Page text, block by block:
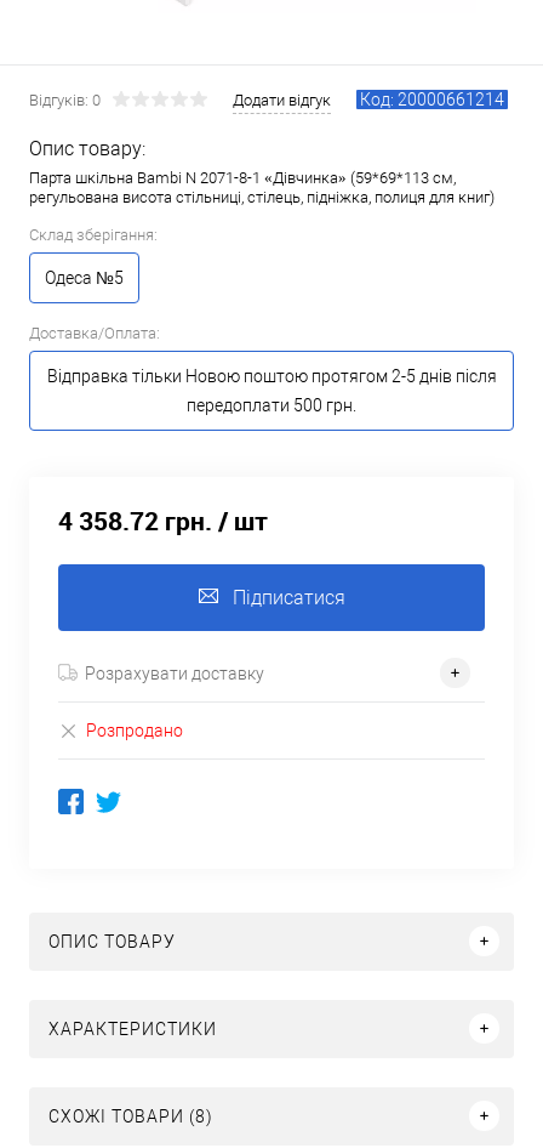
Відгуків: 0 Додати відгук Код: 20000661214
Опис товару:
Парта шкільна Bambi N 2071-8-1 «Дівчинка» (59*69*113 см,
регульована висота стільниці, стілець, підніжка, полиця для книг)
Склад зберігання:
Одеса №5
Доставка/Оплата:
Відправка тільки Новою поштою протягом 2-5 днів після
передоплати 500 грн.
4 358.72 грн. / шт
Підписатися
Розрахувати доставку
Розпродано
ОПИС ТОВАРУ
ХАРАКТЕРИСТИКИ
СХОЖІ ТОВАРИ (8)